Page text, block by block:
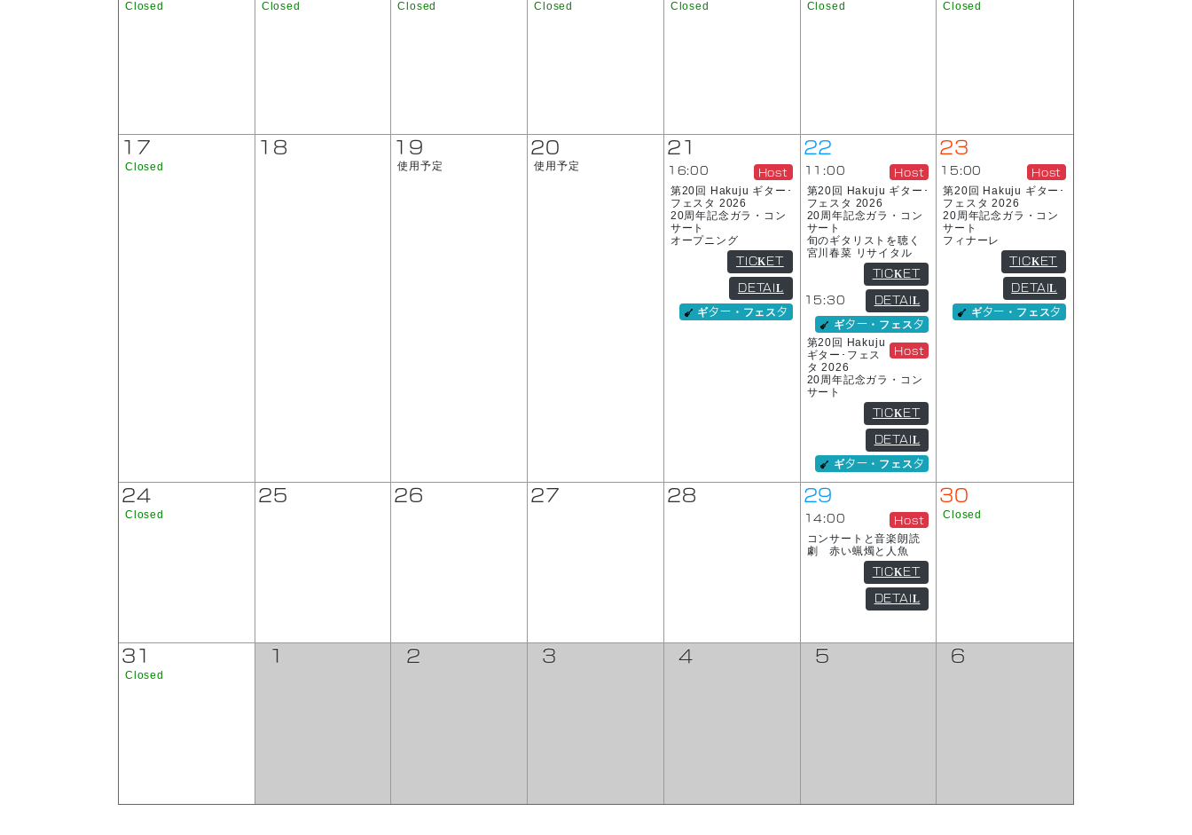
Closed Closed Closed Closed Closed Closed Closed
17
Closed
18 19
使用予定
20
使用予定
21
Host
16:00
第20回 Hakuju ギター･
フェスタ 2026
20周年記念ガラ・コン
サート
オープニング
TICKET
DETAIL
ギター・フェスタ
22
Host
11:00
第20回 Hakuju ギター･
フェスタ 2026
20周年記念ガラ・コン
サート
旬のギタリストを聴く
宮川春菜 リサイタル
TICKET
DETAIL
ギター・フェスタ
Host
15:30
第20回 Hakuju
ギター･フェス
タ 2026
20周年記念ガラ・コン
サート
TICKET
DETAIL
ギター・フェスタ
23
Host
15:00
第20回 Hakuju ギター･
フェスタ 2026
20周年記念ガラ・コン
サート
フィナーレ
TICKET
DETAIL
ギター・フェスタ
24
Closed
25 26 27 28 29
Host
14:00
コンサートと音楽朗読
劇 赤い蝋燭と人魚
TICKET
DETAIL
30
Closed
31
Closed
1 2 3 4 5 6